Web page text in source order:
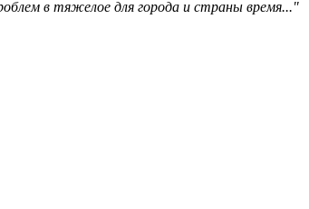
в тяжелое для города и страны время..."